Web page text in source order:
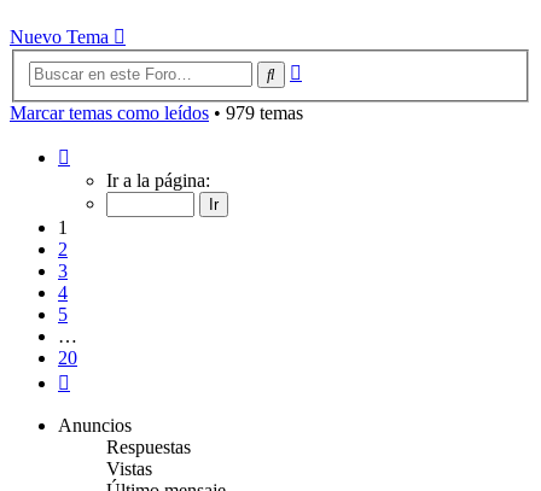
Nuevo Tema
Buscar
Marcar temas como leídos • 979 temas
Ir a la página:
1
2
3
4
5
…
20
Anuncios
Respuestas
Vistas